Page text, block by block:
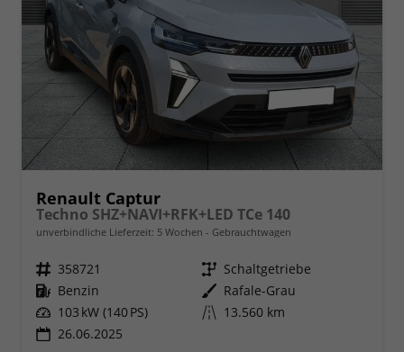
Renault Captur
Techno SHZ+NAVI+RFK+LED TCe 140
unverbindliche Lieferzeit: 5 Wochen Gebrauchtwagen
Fahrzeugnr. 358721 Getriebe Schaltgetriebe
Kraftstoff Benzin Außenfarbe Rafale-Grau
Leistung 103 kW (140 PS) Kilometerstand 13.560 km
26.06.2025